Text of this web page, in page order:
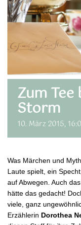
Zum
Storm
10. März 2015,
Was Märchen und
Laute spielt, ein
auf Abwegen. Auch
hätte das gedacht!
viele, ganz
Erzählerin Dorothea